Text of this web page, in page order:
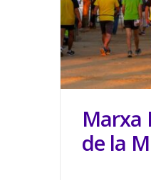
Marxa
de la